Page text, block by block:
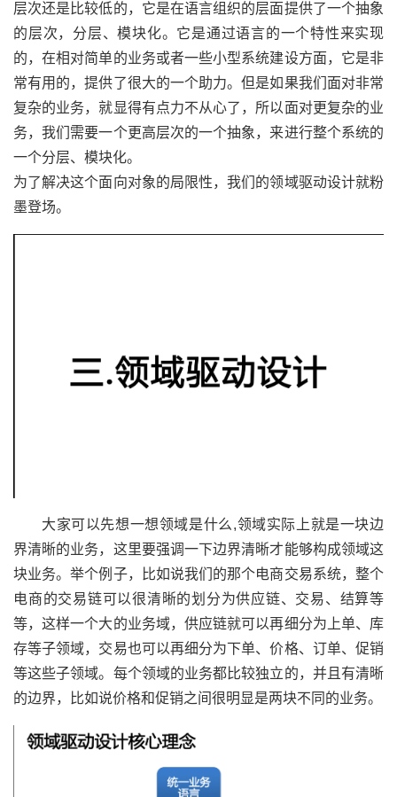
层次还是比较低的，它是在语言组织的层面提供了一个抽象
的层次，分层、模块化。它是通过语言的一个特性来实现
的，在相对简单的业务或者一些小型系统建设方面，它是非
常有用的，提供了很大的一个助力。但是如果我们面对非常
复杂的业务，就显得有点力不从心了，所以面对更复杂的业
务，我们需要一个更高层次的一个抽象，来进行整个系统的
一个分层、模块化。
为了解决这个面向对象的局限性，我们的领域驱动设计就粉
墨登场。
大家可以先想一想领域是什么,领域实际上就是一块边
界清晰的业务，这里要强调一下边界清晰才能够构成领域这
块业务。举个例子，比如说我们的那个电商交易系统，整个
电商的交易链可以很清晰的划分为供应链、交易、结算等
等，这样一个大的业务域，供应链就可以再细分为上单、库
存等子领域，交易也可以再细分为下单、价格、订单、促销
等这些子领域。每个领域的业务都比较独立的，并且有清晰
的边界，比如说价格和促销之间很明显是两块不同的业务。